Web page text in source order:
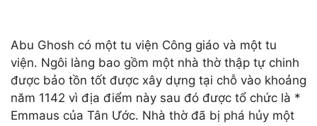
Abu Ghosh có một tu viện Công giáo và một tu
viện. Ngôi làng bao gồm một nhà thờ thập tự chinh
được bảo tồn tốt được xây dựng tại chỗ vào khoảng
năm 1142 vì địa điểm này sau đó được tổ chức là *
Emmaus của Tân Ước. Nhà thờ đã bị phá hủy một